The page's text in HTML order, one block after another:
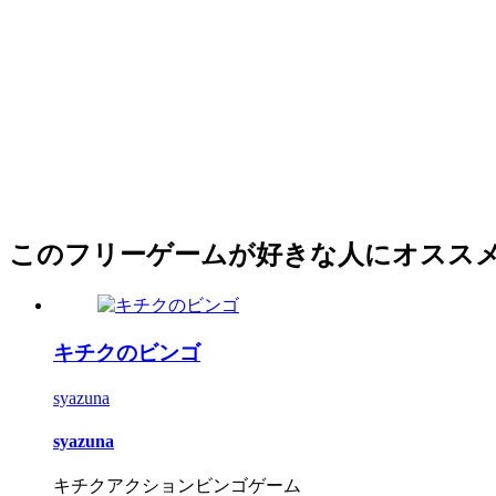
このフリーゲームが好きな人にオスス
キチクのビンゴ
syazuna
syazuna
キチクアクションビンゴゲーム